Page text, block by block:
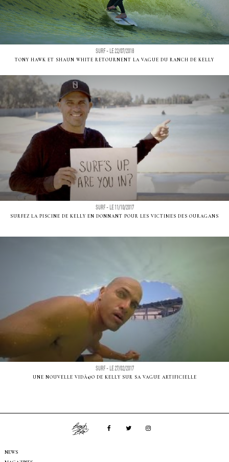
SURF - LE 22/07/2018
TONY HAWK ET SHAUN WHITE RETOURNENT LA VAGUE DU RANCH DE KELLY
SURF - LE 11/10/2017
SURFEZ LA PISCINE DE KELLY EN DONNANT POUR LES VICTIMES DES OURAGANS
SURF - LE 27/02/2017
UNE NOUVELLE VIDÃ©O DE KELLY SUR SA VAGUE ARTIFICIELLE
NEWS